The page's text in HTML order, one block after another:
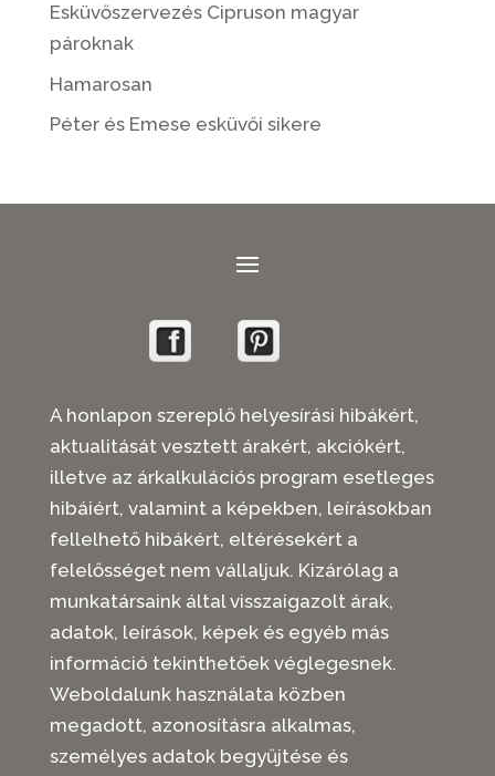
Esküvőszervezés Cipruson magyar
pároknak
Hamarosan
Péter és Emese esküvői sikere
A honlapon szereplő helyesírási hibákért,
aktualitását vesztett árakért, akciókért,
illetve az árkalkulációs program esetleges
hibáiért, valamint a képekben, leírásokban
fellelhető hibákért, eltérésekért a
felelősséget nem vállaljuk. Kizárólag a
munkatársaink által visszaigazolt árak,
adatok, leírások, képek és egyéb más
információ tekinthetőek véglegesnek.
Weboldalunk használata közben
megadott, azonosításra alkalmas,
személyes adatok begyűjtése és